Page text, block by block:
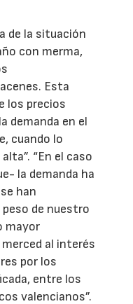
de la situación
con merma,
Esta
los precios
demanda en el
cuando lo
“En el caso
la demanda ha
han
de nuestro
mayor
al interés
por los
entre los
valencianos”.